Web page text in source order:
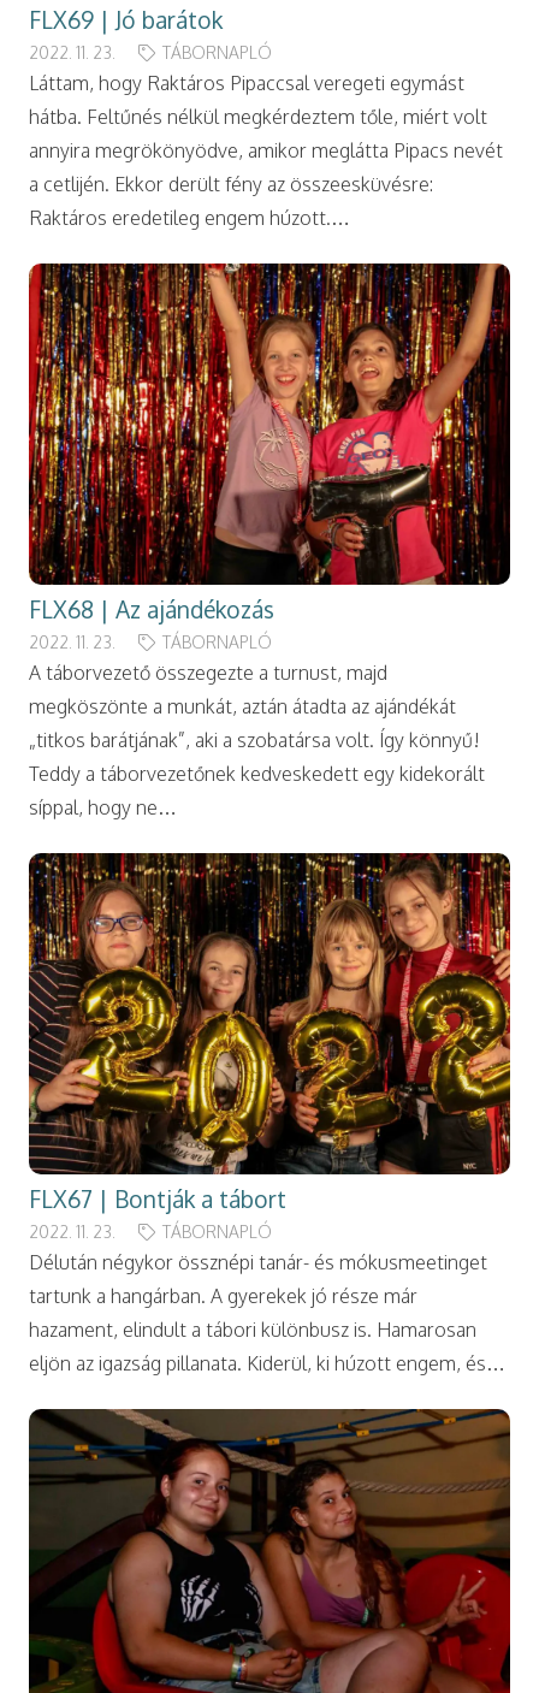
FLX69 | Jó barátok
2022. 11. 23. TÁBORNAPLÓ
Láttam, hogy Raktáros Pipaccsal veregeti egymást
hátba. Feltűnés nélkül megkérdeztem tőle, miért volt
annyira megrökönyödve, amikor meglátta Pipacs nevét
a cetlijén. Ekkor derült fény az összeesküvésre:
Raktáros eredetileg engem húzott.…
FLX68 | Az ajándékozás
2022. 11. 23. TÁBORNAPLÓ
A táborvezető összegezte a turnust, majd
megköszönte a munkát, aztán átadta az ajándékát
„titkos barátjának”, aki a szobatársa volt. Így könnyű!
Teddy a táborvezetőnek kedveskedett egy kidekorált
síppal, hogy ne…
FLX67 | Bontják a tábort
2022. 11. 23. TÁBORNAPLÓ
Délután négykor össznépi tanár- és mókusmeetinget
tartunk a hangárban. A gyerekek jó része már
hazament, elindult a tábori különbusz is. Hamarosan
eljön az igazság pillanata. Kiderül, ki húzott engem, és…